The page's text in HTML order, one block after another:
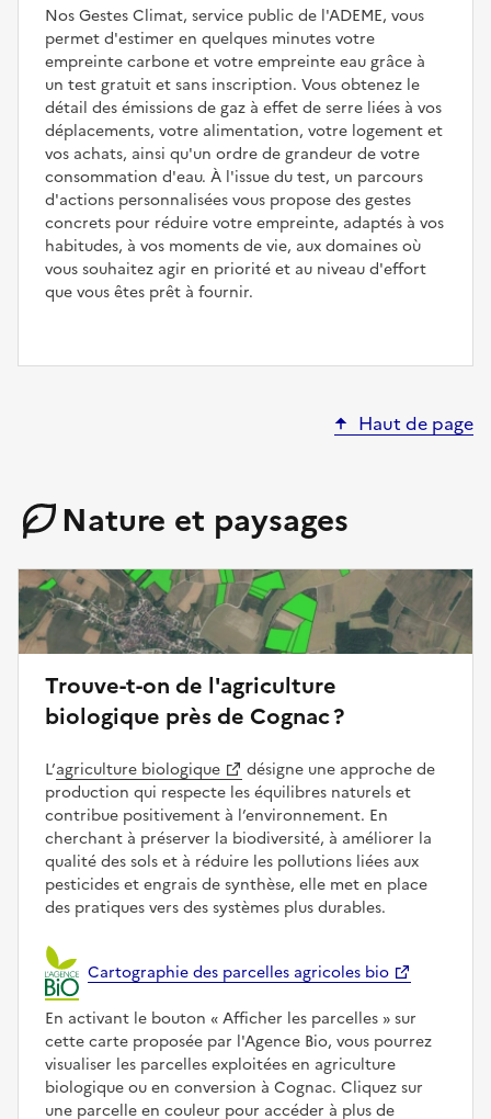
Nos Gestes Climat, service public de l'ADEME, vous
permet d'estimer en quelques minutes votre
empreinte carbone et votre empreinte eau grâce à
un test gratuit et sans inscription. Vous obtenez le
détail des émissions de gaz à effet de serre liées à vos
déplacements, votre alimentation, votre logement et
vos achats, ainsi qu'un ordre de grandeur de votre
consommation d'eau. À l'issue du test, un parcours
d'actions personnalisées vous propose des gestes
concrets pour réduire votre empreinte, adaptés à vos
habitudes, à vos moments de vie, aux domaines où
vous souhaitez agir en priorité et au niveau d'effort
que vous êtes prêt à fournir.
Haut de page
Nature et paysages
Trouve-t-on de l'agriculture
biologique près de Cognac ?
L’agriculture biologique
désigne une approche de
production qui respecte les équilibres naturels et
contribue positivement à l’environnement. En
cherchant à préserver la biodiversité, à améliorer la
qualité des sols et à réduire les pollutions liées aux
pesticides et engrais de synthèse, elle met en place
des pratiques vers des systèmes plus durables.
Cartographie des parcelles agricoles bio
En activant le bouton Afficher les parcelles
sur
cette carte proposée par l'Agence Bio, vous pourrez
visualiser les parcelles exploitées en agriculture
biologique ou en conversion à Cognac. Cliquez sur
une parcelle en couleur pour accéder à plus de